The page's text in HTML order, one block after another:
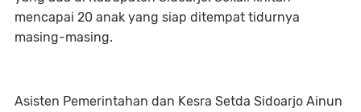
mencapai 20 anak yang siap ditempat tidurnya
masing-masing.
Asisten Pemerintahan dan Kesra Setda Sidoarjo Ainun